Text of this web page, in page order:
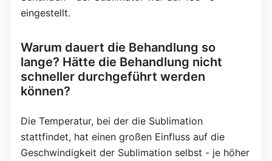
eingestellt.
Warum dauert die Behandlung so
lange? Hätte die Behandlung nicht
schneller durchgeführt werden
können?
Die Temperatur, bei der die Sublimation
stattfindet, hat einen großen Einfluss auf die
Geschwindigkeit der Sublimation selbst - je höher